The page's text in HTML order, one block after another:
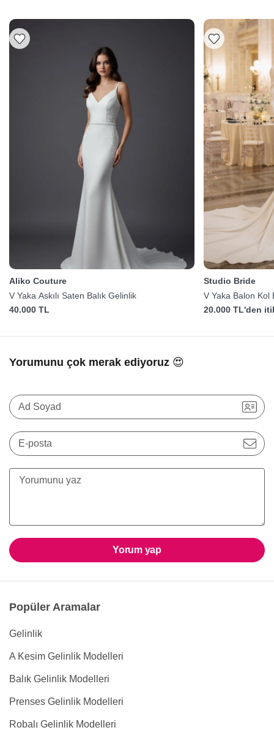
Aliko Couture
V Yaka Askılı Saten Balık Gelinlik
40.000 TL
Studio Bride
V Yaka Balon Kol
20.000 TL'den
Yorumunu çok merak ediyoruz 😍
Ad Soyad
E-posta
Yorum yap
Popüler Aramalar
Gelinlik
A Kesim Gelinlik Modelleri
Balık Gelinlik Modelleri
Prenses Gelinlik Modelleri
Robalı Gelinlik Modelleri